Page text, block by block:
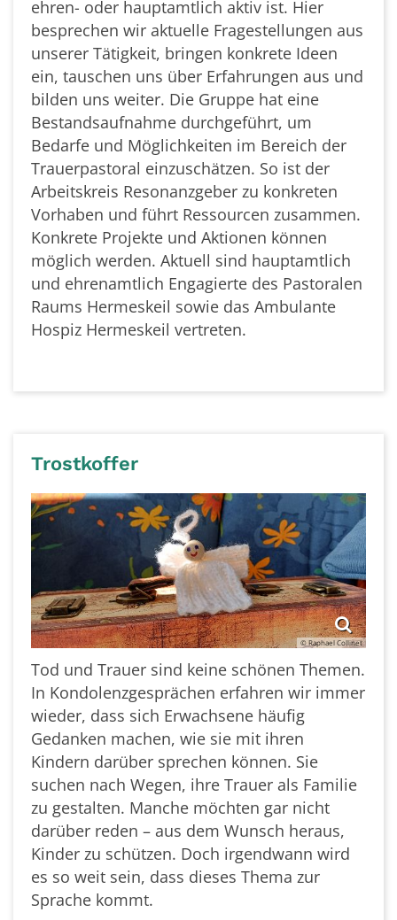
ehren- oder hauptamtlich aktiv ist. Hier
besprechen wir aktuelle Fragestellungen aus
unserer Tätigkeit, bringen konkrete Ideen
ein, tauschen uns über Erfahrungen aus und
bilden uns weiter. Die Gruppe hat eine
Bestandsaufnahme durchgeführt, um
Bedarfe und Möglichkeiten im Bereich der
Trauerpastoral einzuschätzen. So ist der
Arbeitskreis Resonanzgeber zu konkreten
Vorhaben und führt Ressourcen zusammen.
Konkrete Projekte und Aktionen können
möglich werden. Aktuell sind hauptamtlich
und ehrenamtlich Engagierte des Pastoralen
Raums Hermeskeil sowie das Ambulante
Hospiz Hermeskeil vertreten.
Trostkoffer
© Raphael Collinet
Tod und Trauer sind keine schönen Themen.
In Kondolenzgesprächen erfahren wir immer
wieder, dass sich Erwachsene häufig
Gedanken machen, wie sie mit ihren
Kindern darüber sprechen können. Sie
suchen nach Wegen, ihre Trauer als Familie
zu gestalten. Manche möchten gar nicht
darüber reden – aus dem Wunsch heraus,
Kinder zu schützen. Doch irgendwann wird
es so weit sein, dass dieses Thema zur
Sprache kommt.